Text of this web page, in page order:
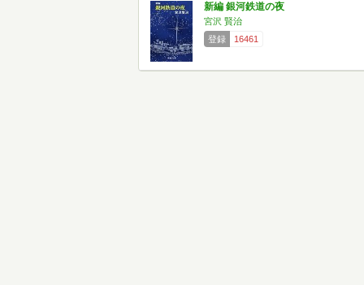
新編 銀河鉄道の夜
宮沢 賢治
登録
16461